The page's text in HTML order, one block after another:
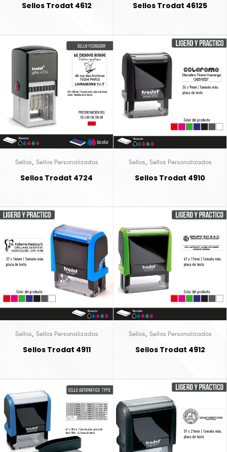
Sellos Trodat 4612 Sellos Trodat 46125
Sellos Sellos Personalizados
Sellos Trodat 4724
Sellos Sellos Personalizados
Sellos Trodat 4910
Sellos Sellos Personalizados
Sellos Trodat 4911
Sellos Sellos Personalizados
Sellos Trodat 4912